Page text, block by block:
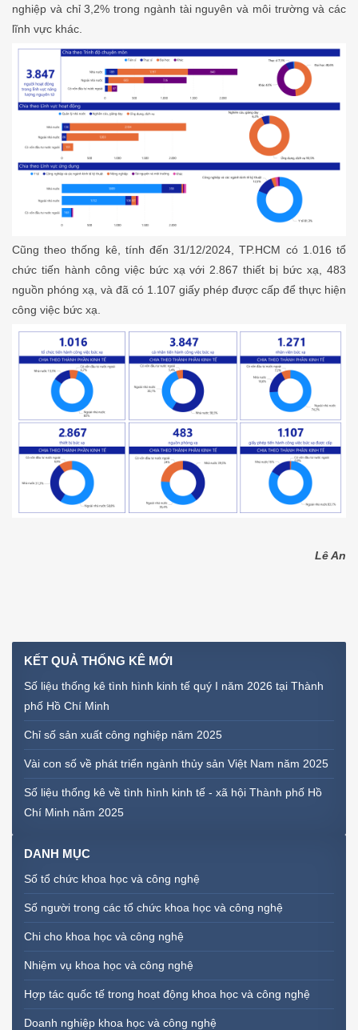
nghiệp và chỉ 3,2% trong ngành tài nguyên và môi trường và các
lĩnh vực khác.
Cũng theo thống kê, tính đến 31/12/2024, TP.HCM có 1.016 tổ
chức tiến hành công việc bức xạ với 2.867 thiết bị bức xạ, 483
nguồn phóng xạ, và đã có 1.107 giấy phép được cấp để thực hiện
công việc bức xạ.
Lê An
KẾT QUẢ THỐNG KÊ MỚI
Số liệu thống kê tình hình kinh tế quý I năm 2026 tại Thành
phố Hồ Chí Minh
Chỉ số sản xuất công nghiệp năm 2025
Vài con số về phát triển ngành thủy sản Việt Nam năm 2025
Số liệu thống kê về tình hình kinh tế - xã hội Thành phố Hồ
Chí Minh năm 2025
DANH MỤC
Số tổ chức khoa học và công nghệ
Số người trong các tổ chức khoa học và công nghệ
Chi cho khoa học và công nghệ
Nhiệm vụ khoa học và công nghệ
Hợp tác quốc tế trong hoạt động khoa học và công nghệ
Doanh nghiệp khoa học và công nghệ